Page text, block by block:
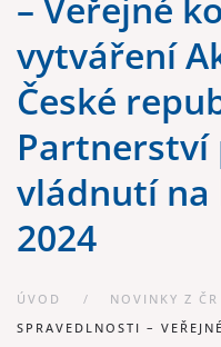
vytváření
České
Partnerství
vládnutí na
2024
ÚVOD NOVINKY Z
SPRAVEDLNOSTI –